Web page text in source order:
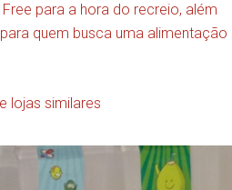
para a hora do recreio, além
quem busca uma alimentação
lojas similares